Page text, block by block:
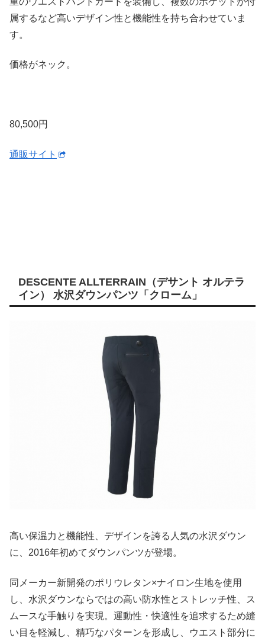
属するなど高いデザイン性と機能性を持ち合わせていま
す。
価格がネック。
80,500円
通販サイト
DESCENTE ALLTERRAIN（デサント オルテラ
イン） 水沢ダウンパンツ「クローム」
高い保温力と機能性、デザインを誇る人気の水沢ダウン
に、2016年初めてダウンパンツが登場。
同メーカー新開発のポリウレタン×ナイロン生地を使用
し、水沢ダウンならではの高い防水性とストレッチ性、ス
ムースな手触りを実現。運動性・快適性を追求するため縫
い目を軽減し、精巧なパターンを形成し、ウエスト部分に